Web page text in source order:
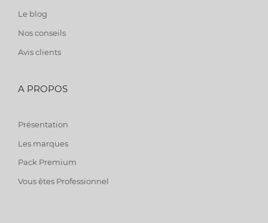
Le blog
Nos conseils
Avis clients
A PROPOS
Présentation
Les marques
Pack Premium
Vous êtes Professionnel